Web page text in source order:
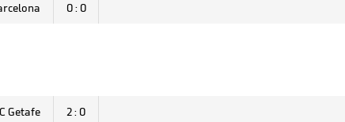
0 : 0
Getafe 2 : 0